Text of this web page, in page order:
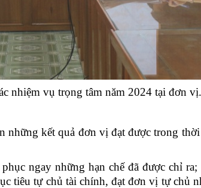
nhiệm vụ trọng tâm năm 2024 tại đơn vị.
kết quả đơn vị đạt được trong
ngay những hạn chế đã được chỉ ra;
tiêu tự chủ tài chính, đạt đơn vị tự chủ